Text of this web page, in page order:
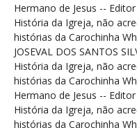
Hermano de Jesus -- Editor
História da Igreja, não
histórias da Carochinha
JOSEVAL DOS SANTOS
História da Igreja, não
histórias da Carochinha
Hermano de Jesus -- Editor
História da Igreja, não
histórias da Carochinha